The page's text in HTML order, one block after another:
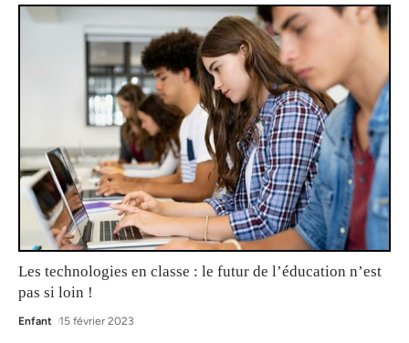
Les technologies en classe : le futur de l’éducation n’est
pas si loin !
Enfant 15 février 2023